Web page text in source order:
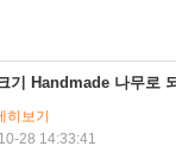
기 Handmade 나무로
히보기
28 14:33:41